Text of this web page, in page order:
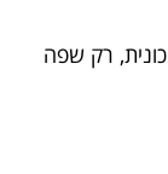
רק שפה